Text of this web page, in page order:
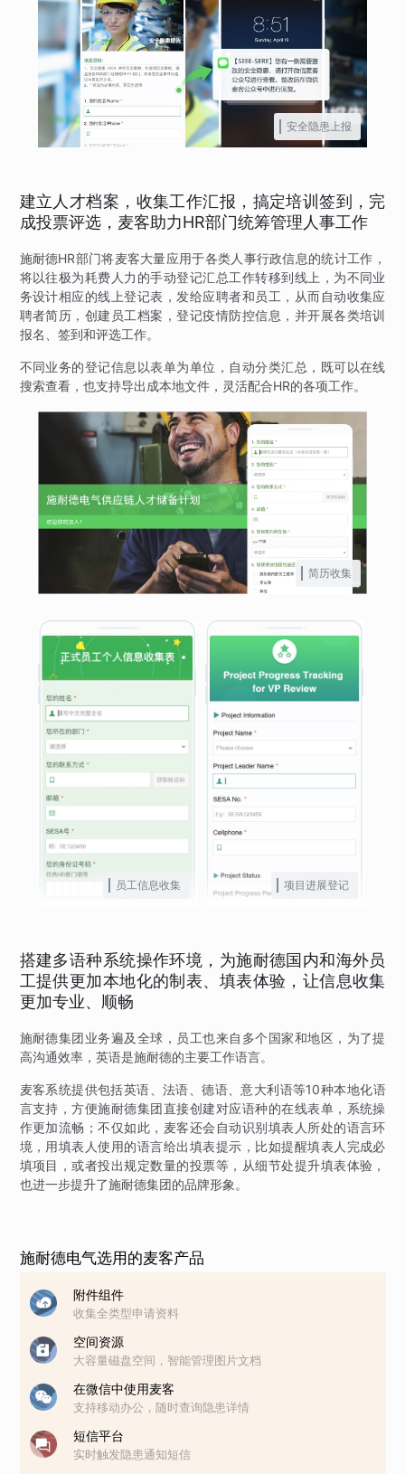
安全隐患上报
建立人才档案，收集工作汇报，搞定培训签到，完
成投票评选，麦客助力HR部门统筹管理人事工作
施耐德HR部门将麦客大量应用于各类人事行政信息的统计工作，
将以往极为耗费人力的手动登记汇总工作转移到线上，为不同业
务设计相应的线上登记表，发给应聘者和员工，从而自动收集应
聘者简历，创建员工档案，登记疫情防控信息，并开展各类培训
报名、签到和评选工作。
不同业务的登记信息以表单为单位，自动分类汇总，既可以在线
搜索查看，也支持导出成本地文件，灵活配合HR的各项工作。
简历收集
员工信息收集 项目进展登记
搭建多语种系统操作环境，为施耐德国内和海外员
工提供更加本地化的制表、填表体验，让信息收集
更加专业、顺畅
施耐德集团业务遍及全球，员工也来自多个国家和地区，为了提
高沟通效率，英语是施耐德的主要工作语言。
麦客系统提供包括英语、法语、德语、意大利语等10种本地化语
言支持，方便施耐德集团直接创建对应语种的在线表单，系统操
作更加流畅；不仅如此，麦客还会自动识别填表人所处的语言环
境，用填表人使用的语言给出填表提示，比如提醒填表人完成必
填项目，或者投出规定数量的投票等，从细节处提升填表体验，
也进一步提升了施耐德集团的品牌形象。
施耐德电气选用的麦客产品
附件组件
收集全类型申请资料
空间资源
大容量磁盘空间，智能管理图片文档
在微信中使用麦客
支持移动办公，随时查询隐患详情
短信平台
实时触发隐患通知短信